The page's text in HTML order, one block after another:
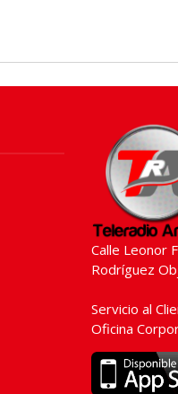
Calle Leonor
Rodríguez
Servicio al
Oficina